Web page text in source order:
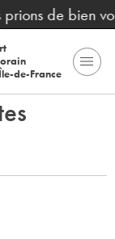
de bien
de-France